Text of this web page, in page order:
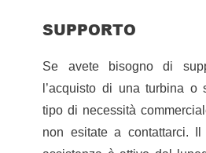
SUPPORTO
Se avete bisogno di
l’acquisto di una turbina o
tipo di necessità
non esitate a contattarci.